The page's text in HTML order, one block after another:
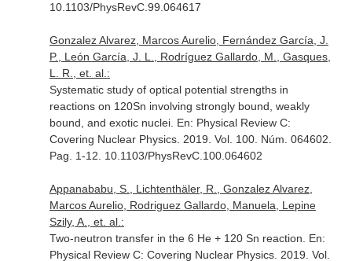
10.1103/PhysRevC.99.064617
Gonzalez Alvarez, Marcos Aurelio, Fernández García, J.
P., León García, J. L., Rodríguez Gallardo, M., Gasques,
L. R., et. al.:
Systematic study of optical potential strengths in
reactions on 120Sn involving strongly bound, weakly
bound, and exotic nuclei. En: Physical Review C:
Covering Nuclear Physics. 2019. Vol. 100. Núm. 064602.
Pag. 1-12. 10.1103/PhysRevC.100.064602
Appanababu, S., Lichtenthäler, R., Gonzalez Alvarez,
Marcos Aurelio, Rodriguez Gallardo, Manuela, Lepine
Szily, A., et. al.:
Two-neutron transfer in the 6 He + 120 Sn reaction. En:
Physical Review C: Covering Nuclear Physics. 2019. Vol.